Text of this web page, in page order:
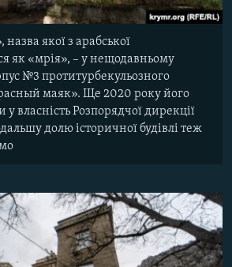
назва якої з арабської
як «мрія», – у нещодавньому
№3 протитурбекульозного
маяк». Ще 2020 року його
власність Розпорядчої дирекції
долю історичної будівлі теж